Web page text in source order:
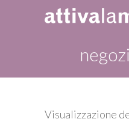
Visualizzazione